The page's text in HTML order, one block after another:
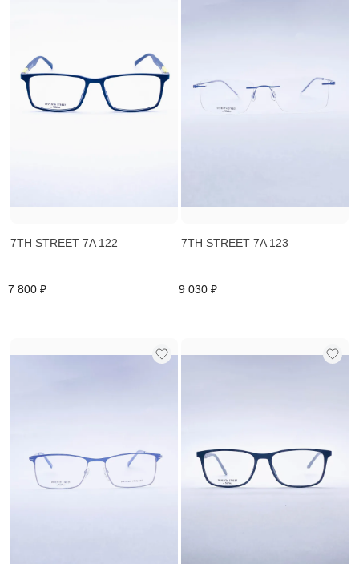
7TH STREET 7A 122
7 800 ₽
7TH STREET 7A 123
9 030 ₽